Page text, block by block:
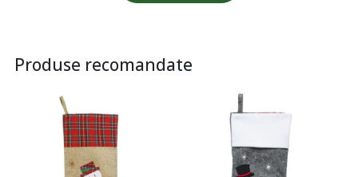
Produse recomandate